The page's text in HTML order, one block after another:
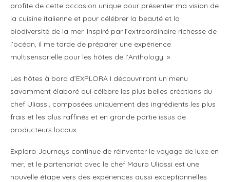
profite de cette occasion unique pour présenter ma vision de
la cuisine italienne et pour célébrer la beauté et la
biodiversité de la mer. Inspiré par l’extraordinaire richesse de
l’océan, il me tarde de préparer une expérience
multisensorielle pour les hôtes de l’Anthology. »
Les hôtes à bord d’EXPLORA I découvriront un menu
savamment élaboré qui célèbre les plus belles créations du
chef Uliassi, composées uniquement des ingrédients les plus
frais et les plus raffinés et en grande partie issus de
producteurs locaux.
Explora Journeys continue de réinventer le voyage de luxe en
mer, et le partenariat avec le chef Mauro Uliassi est une
nouvelle étape vers des expériences aussi exceptionnelles